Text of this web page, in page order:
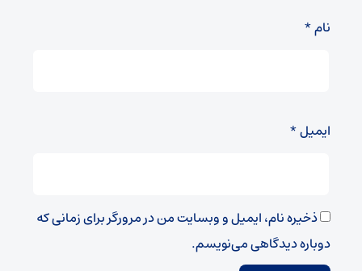
نام*
ایمیل*
ذخیره نام، ایمیل و وبسایت من در مرورگر برای زمانی که
دوباره دیدگاهی می‌نویسم.